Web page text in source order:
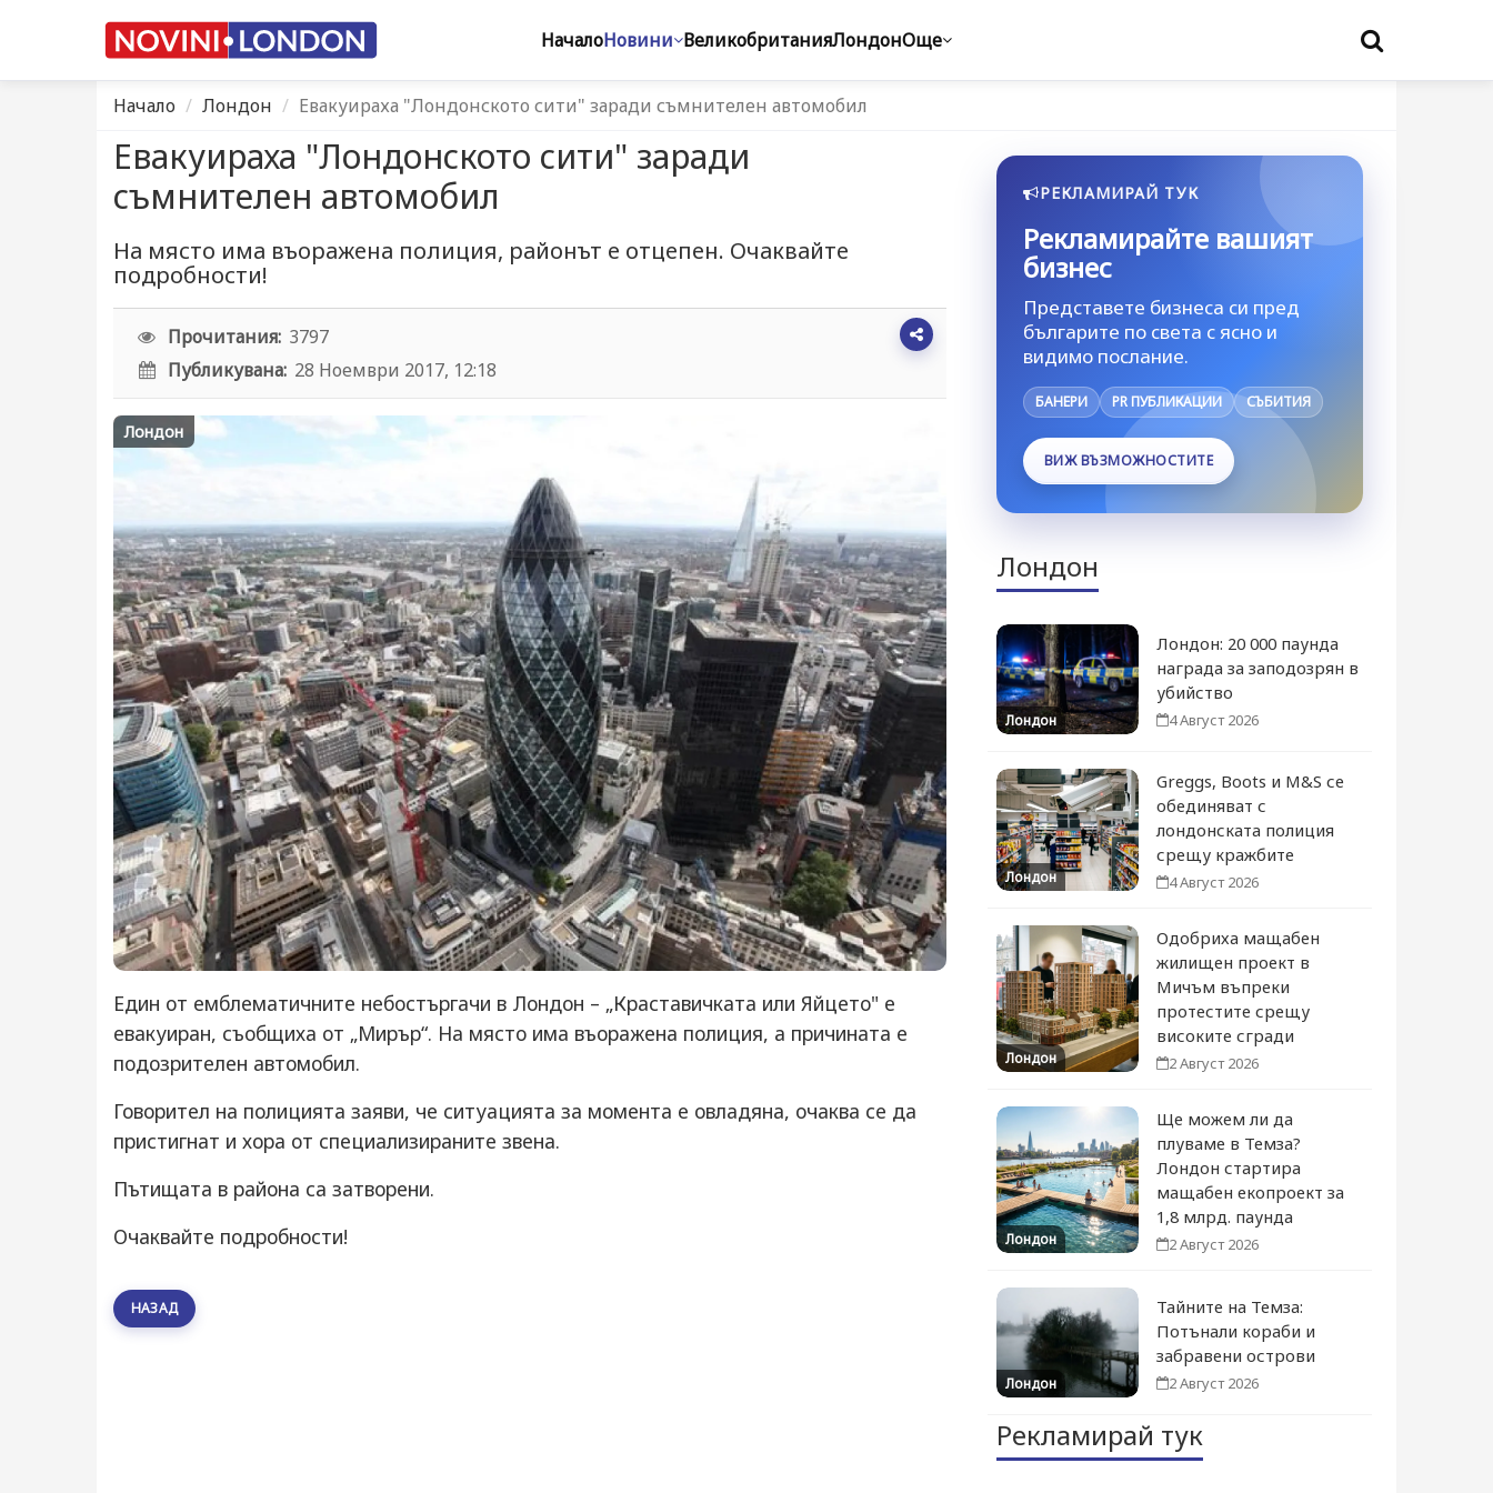
НачалоНовини ВеликобританияЛондонОще
Начало Лондон Eвакуираха "Лондонското сити" заради съмнителен автомобил
Eвакуираха "Лондонското сити" заради
съмнителен автомобил
На място има въоражена полиция, районът е отцепен. Очаквайте
подробности!
Прочитания: 3797
Публикувана: 28 Ноември 2017, 12:18
Лондон
Един от емблематичните небостъргачи в Лондон – „Краставичката или Яйцето" е
евакуиран, съобщиха от „Мирър“. На място има въоражена полиция, а причината е
подозрителен автомобил.
Говорител на полицията заяви, че ситуацията за момента е овладяна, очаква се да
пристигнат и хора от специализираните звена.
Пътищата в района са затворени.
Очаквайте подробности!
НАЗАД
РЕКЛАМИРАЙ ТУК
Рекламирайте вашият
бизнес
Представете бизнеса си пред
българите по света с ясно и
видимо послание.
БАНЕРИ PR ПУБЛИКАЦИИ СЪБИТИЯ
ВИЖ ВЪЗМОЖНОСТИТЕ
Лондон
Лондон
Лондон: 20 000 паунда
награда за заподозрян в
убийство
4 Август 2026
Лондон
Greggs, Boots и M&S се
обединяват с
лондонската полиция
срещу кражбите
4 Август 2026
Лондон
Одобриха мащабен
жилищен проект в
Мичъм въпреки
протестите срещу
високите сгради
2 Август 2026
Лондон
Ще можем ли да
плуваме в Темза?
Лондон стартира
мащабен екопроект за
1,8 млрд. паунда
2 Август 2026
Лондон
Тайните на Темза:
Потънали кораби и
забравени острови
2 Август 2026
Рекламирай тук